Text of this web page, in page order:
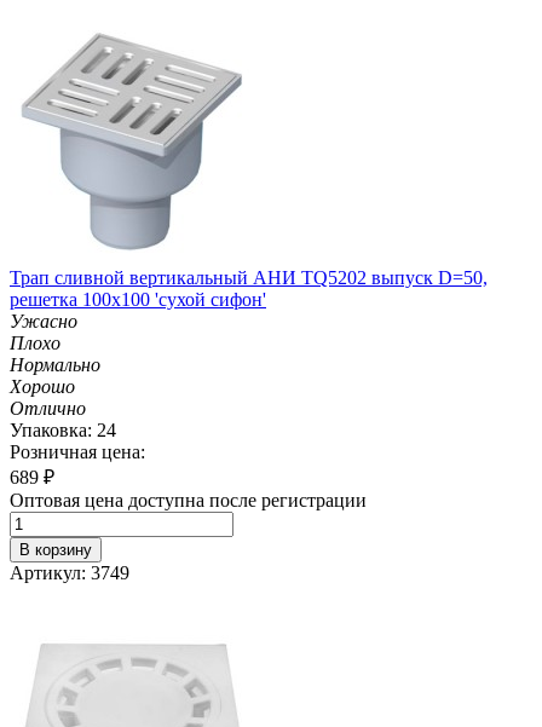
Трап сливной вертикальный АНИ TQ5202 выпуск D=50,
решетка 100х100 'сухой сифон'
Ужасно
Плохо
Нормально
Хорошо
Отлично
Упаковка: 24
Розничная цена:
689 ₽
Оптовая цена доступна после регистрации
В корзину
Артикул: 3749